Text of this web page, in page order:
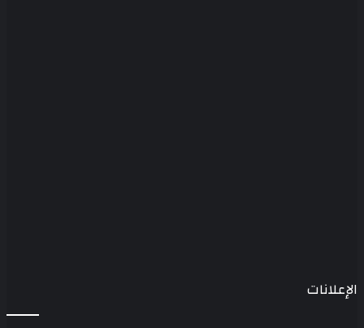
الإعلانات